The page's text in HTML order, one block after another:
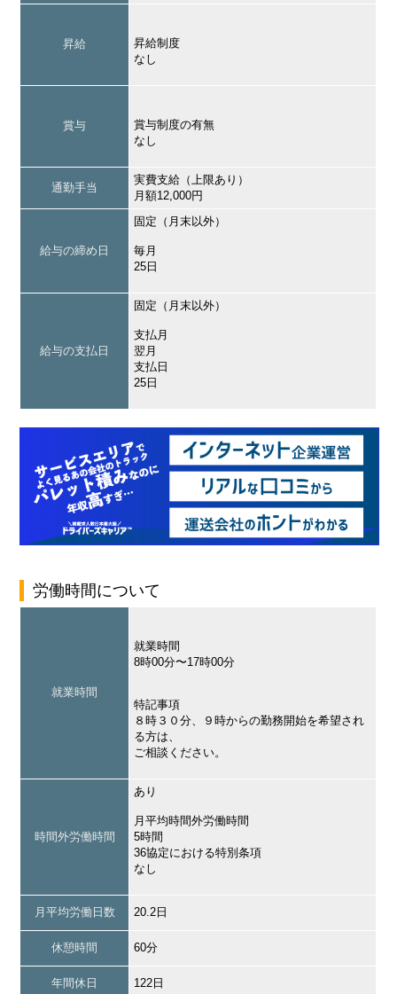
昇給
昇給制度
なし
賞与
賞与制度の有無
なし
通勤手当
実費支給（上限あり）
月額12,000円
給与の締め日
固定（月末以外）
毎月
25日
給与の支払日
固定（月末以外）
支払月
翌月
支払日
25日
労働時間について
就業時間
就業時間
8時00分〜17時00分
特記事項
８時３０分、９時からの勤務開始を希望され
る方は、
ご相談ください。
時間外労働時間
あり
月平均時間外労働時間
5時間
36協定における特別条項
なし
月平均労働日数 20.2日
休憩時間 60分
年間休日 122日